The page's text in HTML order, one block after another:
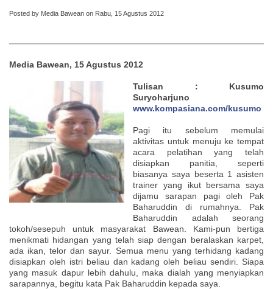
Posted by Media Bawean on Rabu, 15 Agustus 2012
Media Bawean, 15 Agustus 2012
Tulisan : Kusumo
Suryoharjuno
www.kompasiana.com/kusumo
Pagi itu sebelum memulai
aktivitas untuk menuju ke tempat
acara pelatihan yang telah
disiapkan panitia, seperti
biasanya saya beserta 1 asisten
trainer yang ikut bersama saya
dijamu sarapan pagi oleh Pak
Baharuddin di rumahnya. Pak
Baharuddin adalah seorang
tokoh/sesepuh untuk masyarakat Bawean. Kami-pun bertiga
menikmati hidangan yang telah siap dengan beralaskan karpet,
ada ikan, telor dan sayur. Semua menu yang terhidang kadang
disiapkan oleh istri beliau dan kadang oleh beliau sendiri. Siapa
yang masuk dapur lebih dahulu, maka dialah yang menyiapkan
sarapannya, begitu kata Pak Baharuddin kepada saya.